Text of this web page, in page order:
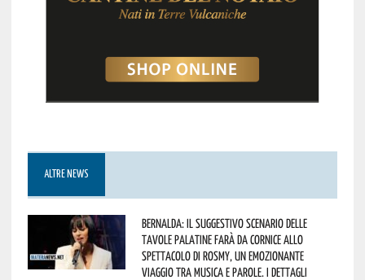
ALTRE NEWS
Bernalda: il suggestivo scenario delle
Tavole Palatine farà da cornice allo
spettacolo di Rosmy, un emozionante
viaggio tra musica e parole. I dettagli